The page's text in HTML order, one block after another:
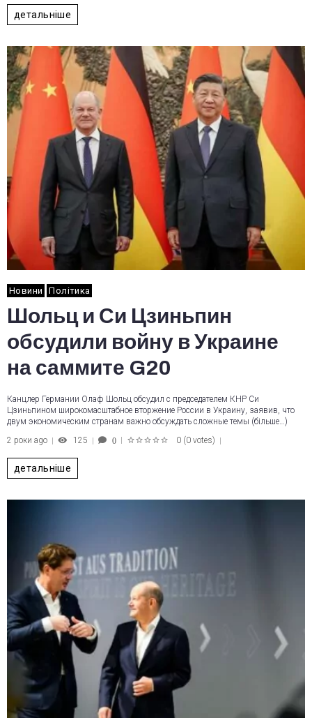
детальніше
Новини Політика
Шольц и Си Цзиньпин
обсудили войну в Украине
на саммите G20
Канцлер Германии Олаф Шольц обсудил с председателем КНР Си
Цзиньпином широкомасштабное вторжение России в Украину, заявив, что
двум экономическим странам важно обсуждать сложные темы (більше…)
2 роки ago
125 0 0 (0 votes)
детальніше